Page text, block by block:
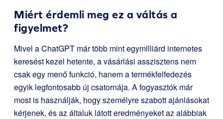
Miért érdemli meg ez a váltás a
figyelmet?
Mivel a ChatGPT már több mint egymilliárd internetes
keresést kezel hetente, a vásárlási asszisztens nem
csak egy menő funkció, hanem a termékfelfedezés
egyik legfontosabb új csatornája. A fogyasztók már
most is használják, hogy személyre szabott ajánlásokat
kérjenek, és az általuk látott eredményeket az alábbiak